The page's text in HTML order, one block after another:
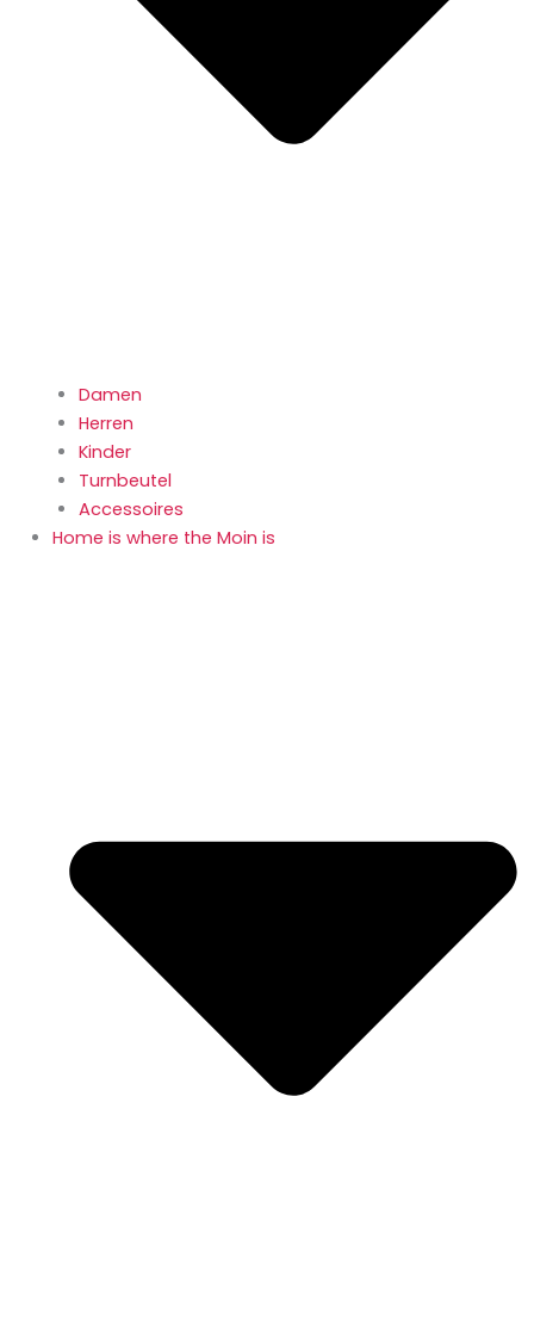
Damen
Herren
Kinder
Turnbeutel
Accessoires
Home is where the Moin is